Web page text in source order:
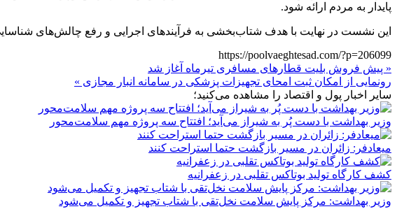
پایدار به مردم ارائه شود.
این نشست در نهایت با هدف شتاب‌بخشی به فرآیندهای اجرایی و رفع چالش‌های
https://poolvaeghtesad.com/?p=206099
« پیش فروش بلیت‌ قطارهای مسافری تیرماه آغاز شد
رونمایی از امکان ثبت امحای تجهیزات پزشکی در سامانه انبار مجازی »
سایر اخبار پول و اقتصاد را مشاهده می‌کنید؛
وزیر بهداشت با دست پُر به شیراز می‌آید؛ افتتاح سه پروژه مهم سلامت‌محور
میعادفر: زائران در مسیر بازگشت حتما استراحت کنند
کشف کارگاه تولید بوتاکس تقلبی در زعفرانیه
وزیر بهداشت: مرکز پایش سلامت نخل‌تقی با شتاب تجهیز و تکمیل می‌شود